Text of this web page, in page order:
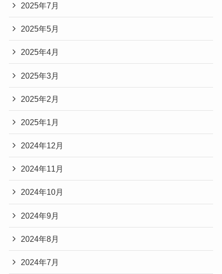
2025年7月
2025年5月
2025年4月
2025年3月
2025年2月
2025年1月
2024年12月
2024年11月
2024年10月
2024年9月
2024年8月
2024年7月